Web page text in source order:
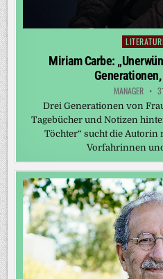
Posted
in
Miriam Carbe:
MANAGER
Drei Generationen von
Tagebücher und Notizen
Töchter“ sucht die
Vorfahrinnen